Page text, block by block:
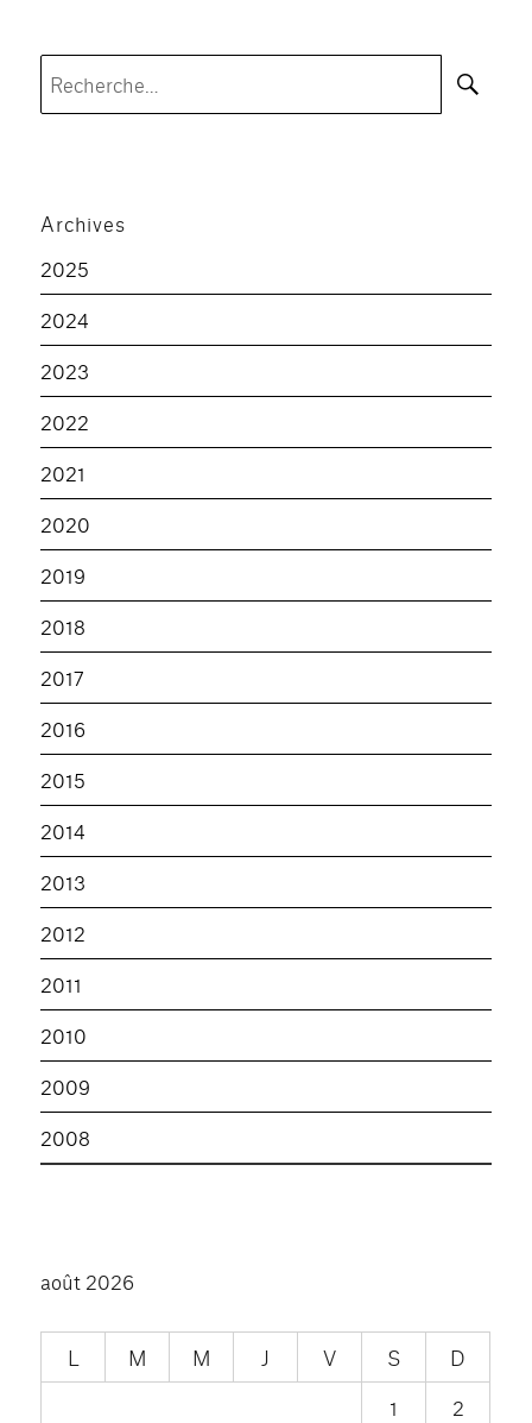
Archives
2025
2024
2023
2022
2021
2020
2019
2018
2017
2016
2015
2014
2013
2012
2011
2010
2009
2008
août 2026
L M M J V S
D
1
2